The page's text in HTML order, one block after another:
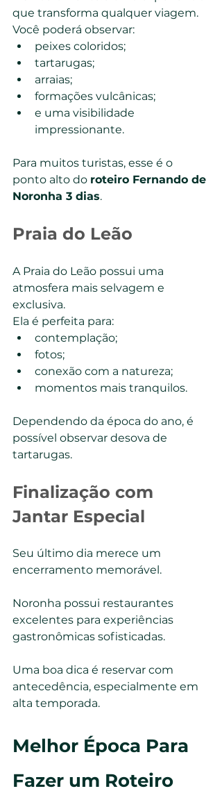
que transforma qualquer viagem.
Você poderá observar:
peixes coloridos;
tartarugas;
arraias;
formações vulcânicas;
e uma visibilidade
impressionante.
Para muitos turistas, esse é o
ponto alto do roteiro Fernando de
Noronha 3 dias.
Praia do Leão
A Praia do Leão possui uma
atmosfera mais selvagem e
exclusiva.
Ela é perfeita para:
contemplação;
fotos;
conexão com a natureza;
momentos mais tranquilos.
Dependendo da época do ano, é
possível observar desova de
tartarugas.
Finalização com
Jantar Especial
Seu último dia merece um
encerramento memorável.
Noronha possui restaurantes
excelentes para experiências
gastronômicas sofisticadas.
Uma boa dica é reservar com
antecedência, especialmente em
alta temporada.
Melhor Época Para
Fazer um Roteiro